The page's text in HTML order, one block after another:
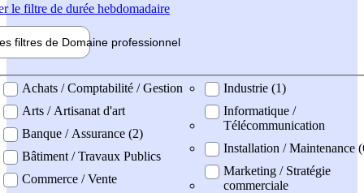
le filtre de durée hebdomadaire
filtres de Domaine professionnel
professionel
Achats / Comptabilité / Gestion
Arts / Artisanat d'art
Banque / Assurance (2)
Bâtiment / Travaux Publics
Commerce / Vente
Industrie (1)
Informatique /
Télécommunication
Installation / Maintenance
Marketing / Stratégie
commerciale